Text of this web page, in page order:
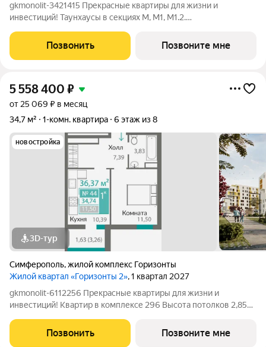
gkmonolit-3421415 Прекрасные квартиры для жизни и
инвестиций! Таунхаусы в секциях М, М1, М1.2.
станут BBQ-зона и отдельный вход. Квартир в комплексе 296
Высота потолков 2,85 Добавляйте объявление в
Позвонить Позвоните мне
5 558 400 ₽
от 25 069 ₽ в месяц
34,7 м²
1-комн. квартира 6 этаж из 8
новостройка
3D-тур
Симферополь,жилой комплекс Горизонты
Жилой квартал «Горизонты 2», 1 квартал 2027
gkmonolit-6112256 Прекрасные квартиры для жизни и
инвестиций! Квартир в комплексе 296 Высота потолков 2,85
ПОЗВОНИТЕ НАМ ПРЯМО СЕЙЧАС ДЛЯ КОНСУЛЬТАЦИИ,
Позвонить Позвоните мне